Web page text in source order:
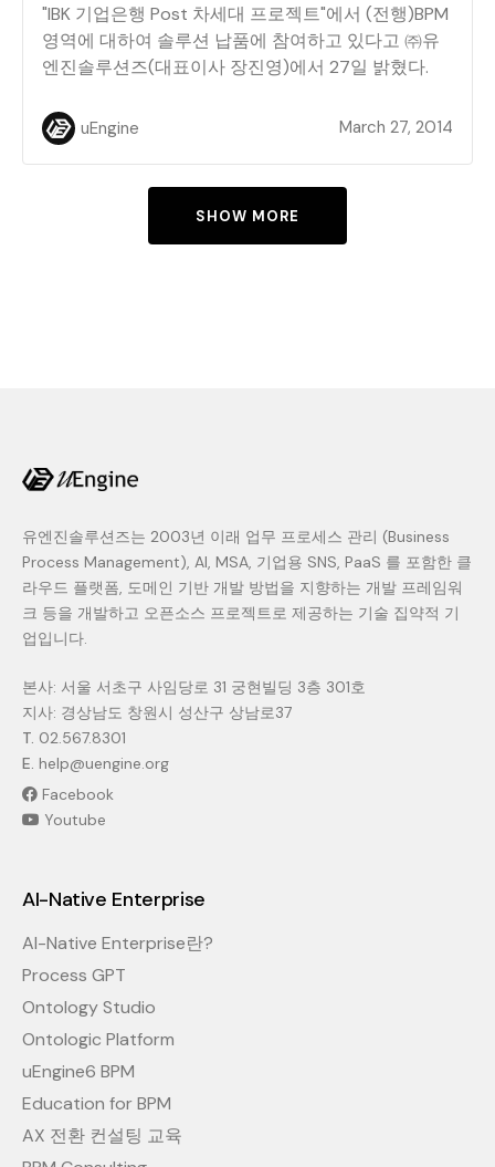
"IBK 기업은행 Post 차세대 프로젝트"에서 (전행)BPM
영역에 대하여 솔루션 납품에 참여하고 있다고 ㈜유
엔진솔루션즈(대표이사 장진영)에서 27일 밝혔다.
uEngine March 27, 2014
SHOW MORE
유엔진솔루션즈는 2003년 이래 업무 프로세스 관리 (Business
Process Management), AI, MSA, 기업용 SNS, PaaS 를 포함한 클
라우드 플랫폼, 도메인 기반 개발 방법을 지향하는 개발 프레임워
크 등을 개발하고 오픈소스 프로젝트로 제공하는 기술 집약적 기
업입니다.
본사: 서울 서초구 사임당로 31 궁현빌딩 3층 301호
지사: 경상남도 창원시 성산구 상남로37
T. 02.567.8301
E. help@uengine.org
Facebook
Youtube
AI-Native Enterprise
AI-Native Enterprise란?
Process GPT
Ontology Studio
Ontologic Platform
uEngine6 BPM
Education for BPM
AX 전환 컨설팅 교육